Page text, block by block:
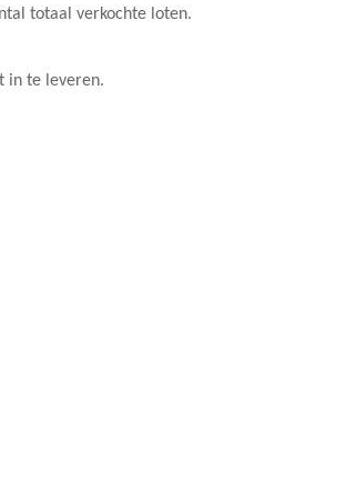
totaal verkochte loten.
in te leveren.